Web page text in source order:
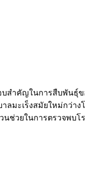
สำคัญในการสืบพัน
ลมะเร็งสมัยใหม่กว่
ช่วยในการตรวจพบโ